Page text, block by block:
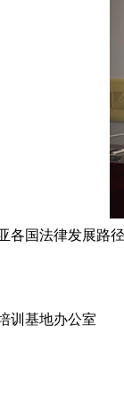
各国法律发展路
训基地办公室